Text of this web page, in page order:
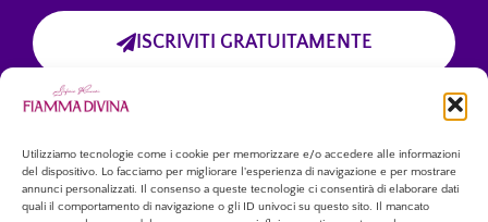
Utilizziamo tecnologie come i cookie per memorizzare e/o accedere alle informazioni
del dispositivo. Lo facciamo per migliorare l'esperienza di navigazione e per mostrare
annunci personalizzati. Il consenso a queste tecnologie ci consentirà di elaborare dati
quali il comportamento di navigazione o gli ID univoci su questo sito. Il mancato
ISCRIVITI GRATUITAMENTE
Cliccando sul pulsante “Iscriviti Gratuitamente”, dichiari di aver preso
forniti tramite questo modulo.